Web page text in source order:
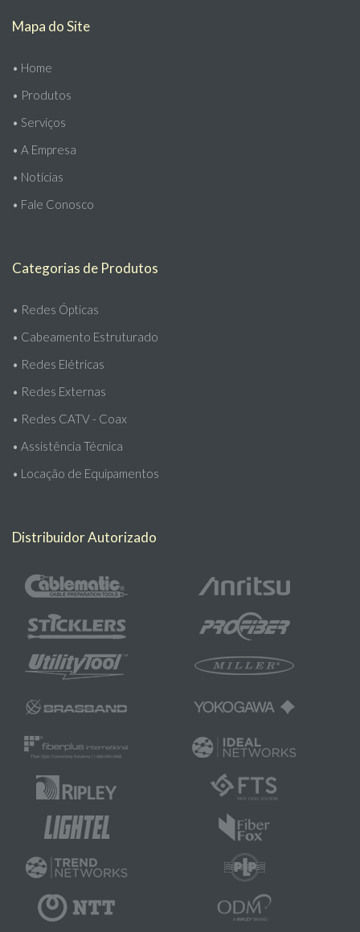
Mapa do Site
• Home
• Produtos
• Serviços
• A Empresa
• Notícias
• Fale Conosco
Categorias de Produtos
• Redes Ópticas
• Cabeamento Estruturado
• Redes Elétricas
• Redes Externas
• Redes CATV - Coax
• Assistência Técnica
• Locação de Equipamentos
Distribuidor Autorizado